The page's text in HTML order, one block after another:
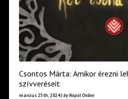
Csontos Márta: Amikor érezni
szívveréseit
március 25th, 2024 | by Napút Online